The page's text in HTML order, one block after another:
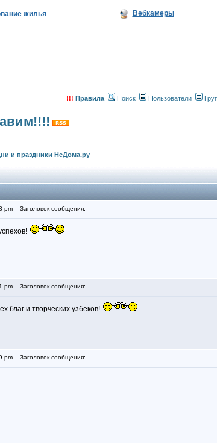
жилья Вебкамеры
!!! Правила Поиск Пользователи
и праздники НеДома.ру
pm Заголовок сообщения:
pm Заголовок сообщения:
благ и творческих узбеков!
pm Заголовок сообщения: